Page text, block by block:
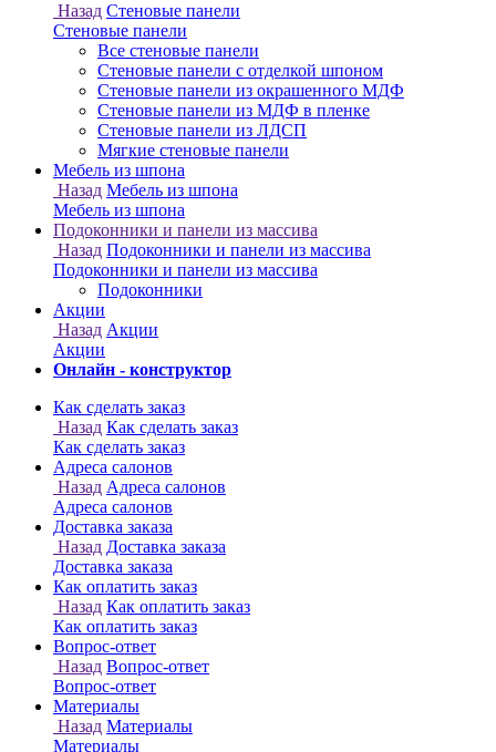
Онлайн - конструктор